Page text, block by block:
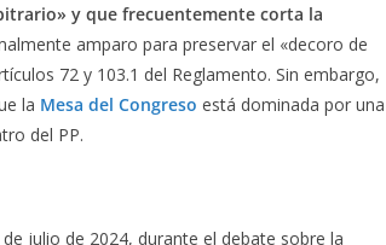
y que frecuentemente corta la
amparo para preservar el «decoro de
72 y 103.1 del Reglamento. Sin embargo,
la Mesa del Congreso está dominada por una
del PP.
julio de 2024, durante el debate sobre la